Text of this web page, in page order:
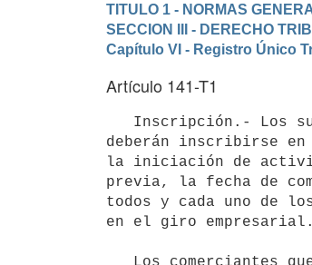
TITULO 1 - NORMAS
SECCION III - DERECHO
Capítulo VI - Registro Único
Artículo 141-T1
deberán inscribirse
la iniciación de
previa, la fecha de
todos y cada uno de
en el giro empresarial.